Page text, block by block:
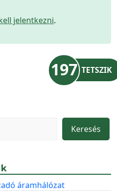
jelentkezni.
197 TETSZIK
Keresés
áramhálózat